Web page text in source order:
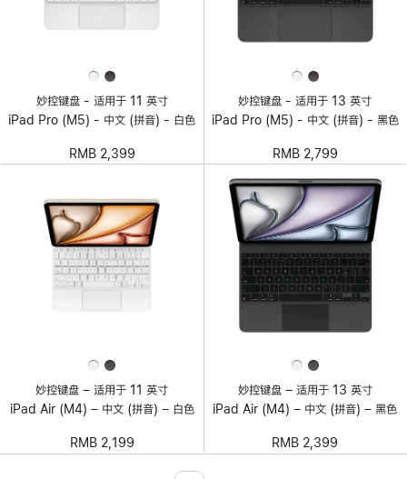
妙控键盘 - 适用于 11 英寸
iPad Pro (M5) - 中文 (拼音) - 白色
RMB 2,399
妙控键盘 - 适用于 13 英寸
iPad Pro (M5) - 中文 (拼音) - 黑色
RMB 2,799
妙控键盘 – 适用于 11 英寸
iPad Air (M4) – 中文 (拼音) – 白色
RMB 2,199
妙控键盘 – 适用于 13 英寸
iPad Air (M4) – 中文 (拼音) – 黑色
RMB 2,399